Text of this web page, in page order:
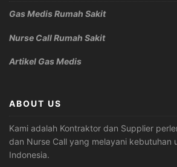
Gas Medis Rumah Sakit
Nurse Call Rumah Sakit
Artikel Gas Medis
ABOUT US
Kami adalah Kontraktor dan Supplier
dan Nurse Call yang melayani kebutuhan
Indonesia.